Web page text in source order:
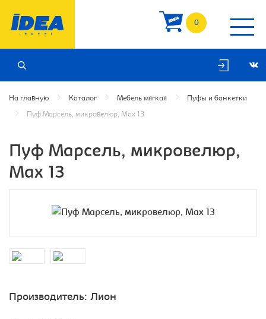
0
На главную Каталог Мебель мягкая Пуфы и банкетки
Пуф Марсель, микровелюр, Max 13
Пуф Марсель, микровелюр,
Max 13
Производитель: Лион